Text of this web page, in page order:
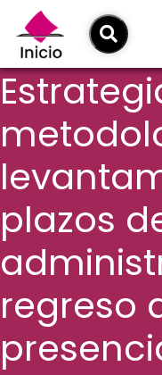
plazos
regreso